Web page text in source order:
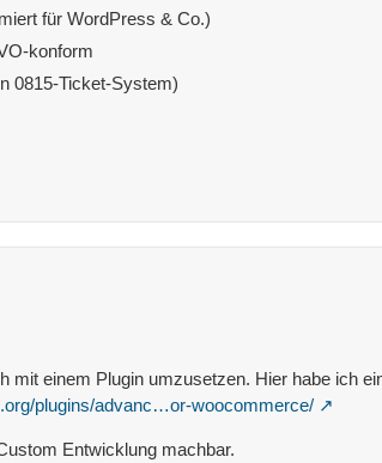
für WordPress & Co.)
konform
0815-Ticket-System)
mit einem Plugin umzusetzen. Hier habe ich
plugins/advanc…or-woocommerce/
Entwicklung machbar.